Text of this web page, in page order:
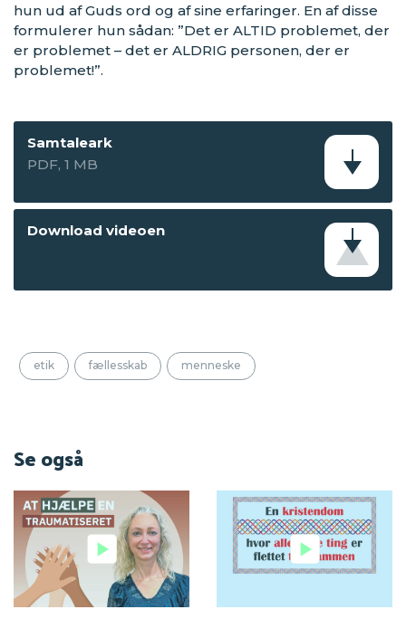
hun ud af Guds ord og af sine erfaringer. En af disse
formulerer hun sådan: ”Det er ALTID problemet, der
er problemet – det er ALDRIG personen, der er
problemet!”.
Samtaleark
PDF, 1 MB
Download videoen
etik fællesskab menneske
Se også